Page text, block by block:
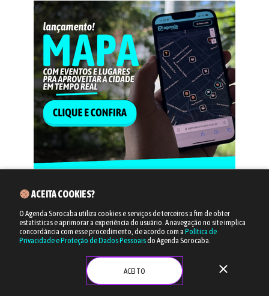
ACEITA COOKIES?
O Agenda Sorocaba utiliza cookies e serviços de terceiros a fim de obter
estatísticas e aprimorar a experiência do usuário. A navegação no site implica
concordância com esse procedimento, de acordo com a Política de
Privacidade e Proteção de Dados Pessoaisdo Agenda Sorocaba.
ACEITO close